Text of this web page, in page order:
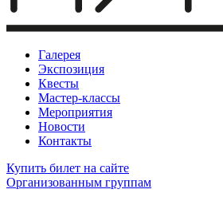
Галерея
Экспозиция
Квесты
Мастер-классы
Мероприятия
Новости
Контакты
Купить билет на сайте
Организованным группам